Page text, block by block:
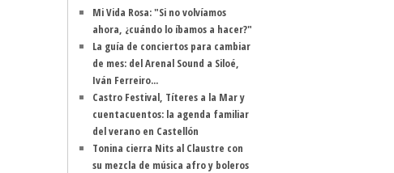
Mi Vida Rosa: "Si no volvíamos
ahora, ¿cuándo lo íbamos a hacer?"
La guía de conciertos para cambiar
de mes: del Arenal Sound a Siloé,
Iván Ferreiro...
Castro Festival, Títeres a la Mar y
cuentacuentos: la agenda familiar
del verano en Castellón
Tonina cierra Nits al Claustre con
su mezcla de música afro y boleros